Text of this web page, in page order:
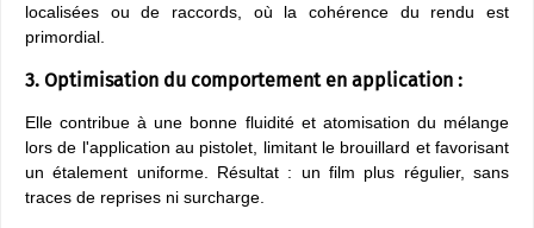
localisées ou de raccords, où la cohérence du rendu est
primordial.
3. Optimisation du comportement en application :
Elle contribue à une bonne fluidité et atomisation du mélange
lors de l'application au pistolet, limitant le brouillard et favorisant
un étalement uniforme. Résultat : un film plus régulier, sans
traces de reprises ni surcharge.